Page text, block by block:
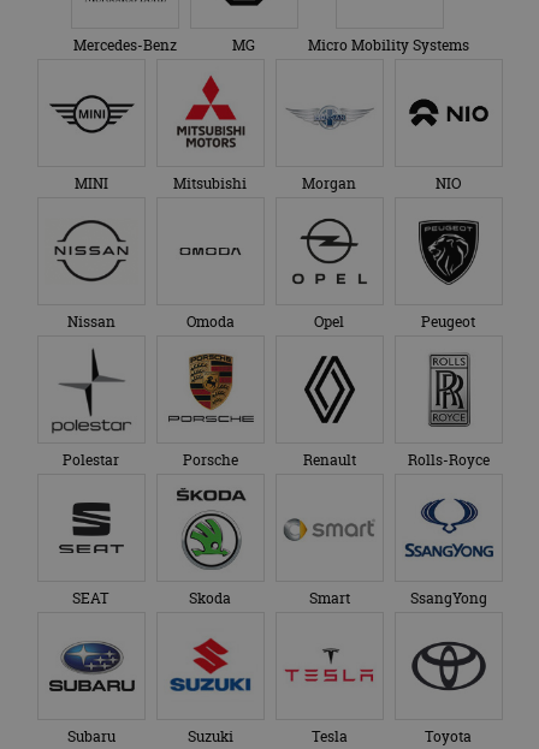
Mercedes-Benz MG Micro Mobility Systems
MINI Mitsubishi Morgan NIO
Nissan Omoda Opel Peugeot
Polestar Porsche Renault Rolls-Royce
SEAT Skoda Smart SsangYong
Subaru Suzuki Tesla Toyota